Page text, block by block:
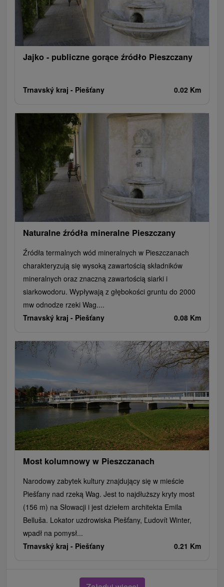
Rafting, rafting, rafting
Obiekty architektoniczne
Ośrodek narciarski
Pola golfowe
Tory gokartowe
Amfiteatry i kina w przyrodzie
Szlaki winne
Jajko - publiczne gorące źródło Pieszczany
Trnavský kraj - Piešťany 0.02 Km
Naturalne źródła mineralne Pieszczany
Źródła termalnych wód mineralnych w Pieszczanach
charakteryzują się wysoką zawartością składników
mineralnych oraz znaczną zawartością siarki i
siarkowodoru. Wypływają z głębokości gruntu do 2000
mw odnodze rzeki Wag....
Trnavský kraj - Piešťany 0.08 Km
Most kolumnowy w Pieszczanach
Narodowy zabytek kultury znajdujący się w mieście
Piešťany nad rzeką Wag. Jest to najdłuższy kryty most
(156 m) na Słowacji i jest dziełem architekta Emila
Belluša. Lokator uzdrowiska Piešťany, Ľudovít Winter,
wpadł na pomysł...
Trnavský kraj - Piešťany 0.21 Km